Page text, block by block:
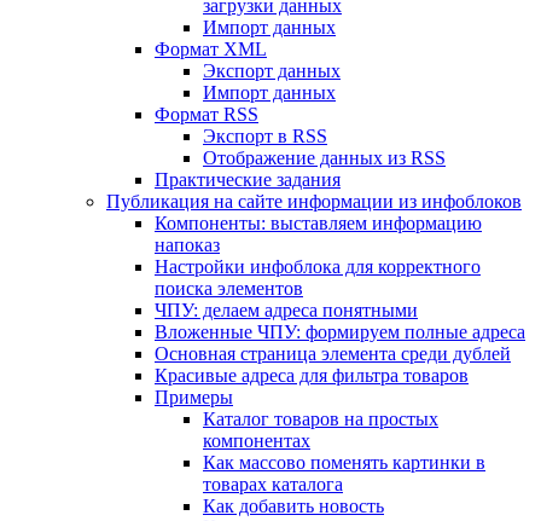
загрузки данных
Импорт данных
Формат XML
Экспорт данных
Импорт данных
Формат RSS
Экспорт в RSS
Отображение данных из RSS
Практические задания
Публикация на сайте информации из инфоблоков
Компоненты: выставляем информацию
напоказ
Настройки инфоблока для корректного
поиска элементов
ЧПУ: делаем адреса понятными
Вложенные ЧПУ: формируем полные адреса
Основная страница элемента среди дублей
Красивые адреса для фильтра товаров
Примеры
Каталог товаров на простых
компонентах
Как массово поменять картинки в
товарах каталога
Как добавить новость